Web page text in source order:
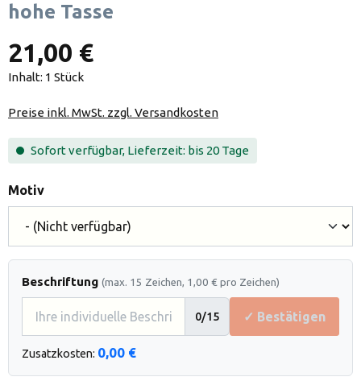
hohe Tasse
21,00 €
Inhalt: 1 Stück
Preise inkl. MwSt. zzgl. Versandkosten
Sofort verfügbar, Lieferzeit: bis 20 Tage
Motivauswählen
Beschriftung (max. 15 Zeichen, 1,00 € pro Zeichen)
0/15 ✓ Bestätigen
Zusatzkosten: 0,00 €